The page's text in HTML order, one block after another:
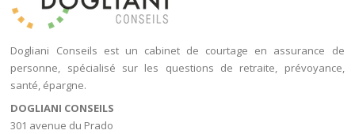
Dogliani Conseils est un cabinet de courtage en assurance de
personne, spécialisé sur les questions de retraite, prévoyance,
santé, épargne.
DOGLIANI CONSEILS
301 avenue du Prado